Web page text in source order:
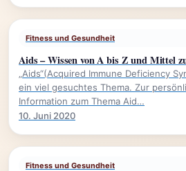
Fitness und Gesundheit
Aids – Wissen von A bis Z und Mittel
„Aids“(Acquired Immune Deficiency
ein viel gesuchtes Thema. Zur
Information zum Thema Aid…
10. Juni 2020
Fitness und Gesundheit